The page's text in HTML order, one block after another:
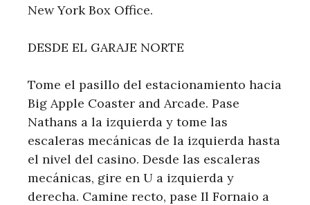
New York Box Office.
DESDE EL GARAJE NORTE
Tome el pasillo del estacionamiento hacia
Big Apple Coaster and Arcade. Pase
Nathans a la izquierda y tome las
escaleras mecánicas de la izquierda hasta
el nivel del casino. Desde las escaleras
mecánicas, gire en U a izquierda y
derecha. Camine recto, pase Il Fornaio a